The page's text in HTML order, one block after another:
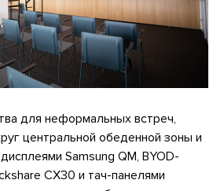
для неформальных встреч,
центральной обеденной зоны и
Samsung QM, BYOD-
CX30 и тач-панелями